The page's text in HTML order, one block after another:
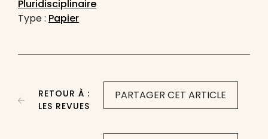
Pluridisciplinaire
Type : Papier
PARTAGER CET ARTICLE
RETOUR À :
LES REVUES